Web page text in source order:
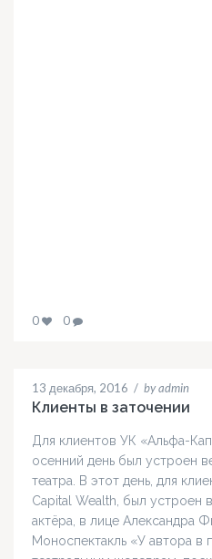
0 0
13 декабря, 2016 / by admin
Клиенты в заточении
Для клиентов УК «Альфа-
осенний день был устроен
театра. В этот день, для
Capital Wealth, был устроен
актёра, в лице Александра
Моноспектакль «У автора в